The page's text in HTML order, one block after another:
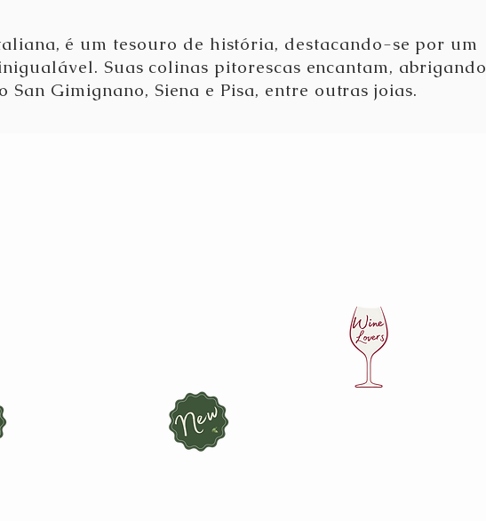
é um tesouro de história, destacando-se por um
Suas colinas pitorescas encantam, abrigando
San Gimignano, Siena e Pisa, entre outras joias.